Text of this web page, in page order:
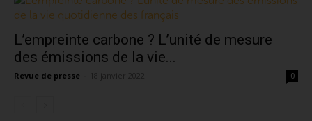
L’empreinte carbone ? L’unité de mesure
des émissions de la vie...
Revue de presse 0